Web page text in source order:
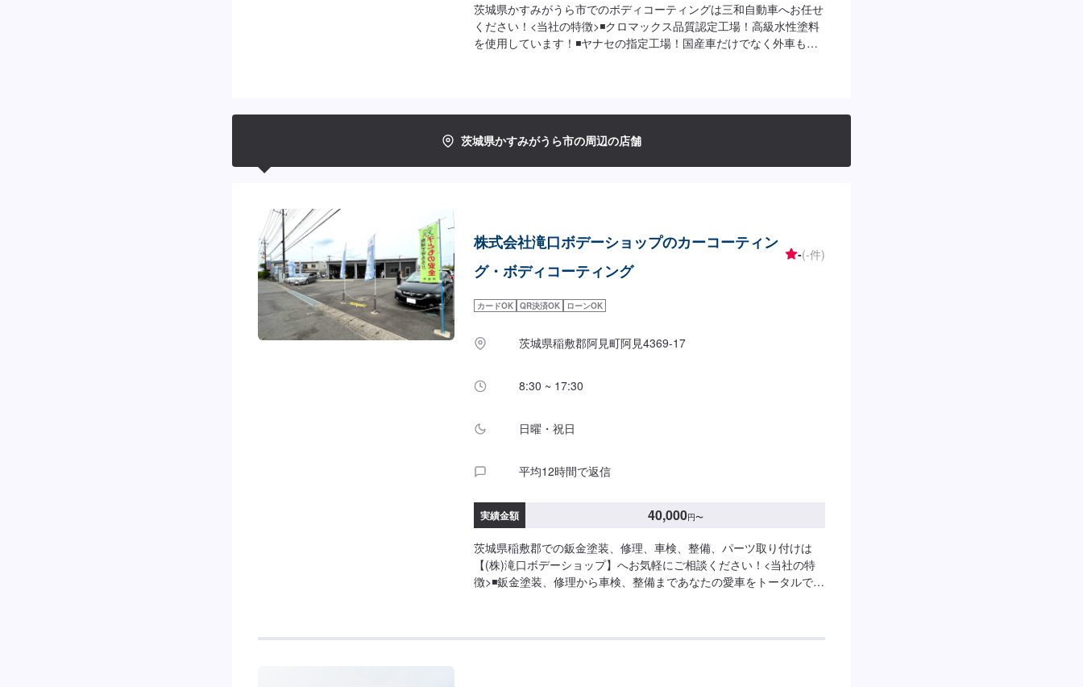
茨城県かすみがうら市でのボディコーティングは三和自動車へお任せ
ください！<当社の特徴>◾クロマックス品質認定工場！高級水性塗料
を使用しています！◾ヤナセの指定工場！国産車だけでなく外車も幅
い…などのご相談もお気軽にどうぞ！【1】オファーにてお問い合わ
仕上がり次第納車-----納期について-----納期は通常2日～3日程度で納
いるスペースに駐車してください。受付はスタッフへ「メンテモで予
約しました」とお伝えください。ご案内いたします。【定休日・営業
時間】定休日：日曜日、第２土曜日、祝日営業時間：8:30~18:00
茨城県かすみがうら市の周辺の店舗
株式会社滝口ボデーショップのカーコーティン
グ・ボディコーティング
-(-件)
カードOK QR決済OK ローンOK
茨城県稲敷郡阿見町阿見4369-17
8:30 ~ 17:30
日曜・祝日
平均12時間で返信
実績金額 40,000円〜
茨城県稲敷郡での鈑金塗装、修理、車検、整備、パーツ取り付けは
【(株)滝口ボデーショップ】へお気軽にご相談ください！<当社の特
徴>◾鈑金塗装、修理から車検、整備まであなたの愛車をトータルでサ